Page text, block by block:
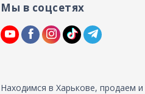
Мы в соцсетях
Находимся в Харькове, продаем